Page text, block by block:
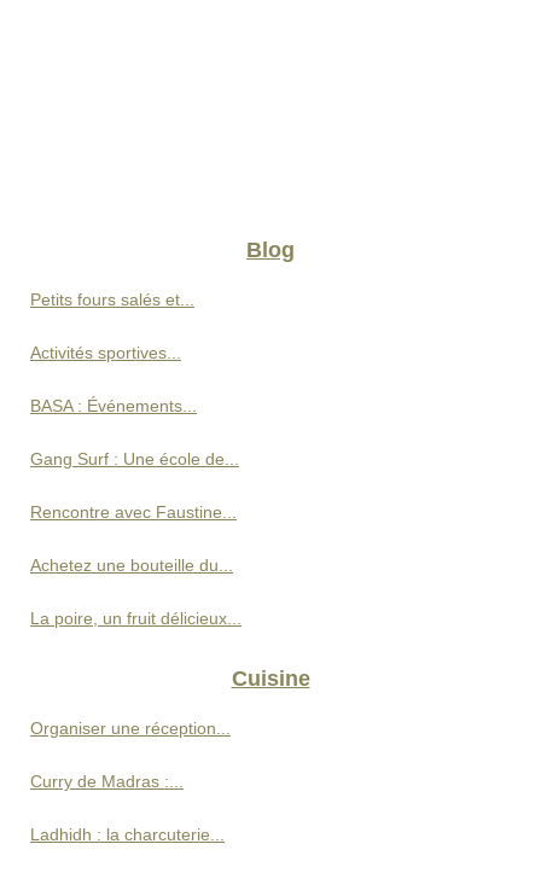
Blog
Petits fours salés et...
Activités sportives...
BASA : Événements...
Gang Surf : Une école de...
Rencontre avec Faustine...
Achetez une bouteille du...
La poire, un fruit délicieux...
Cuisine
Organiser une réception...
Curry de Madras :...
Ladhidh : la charcuterie...